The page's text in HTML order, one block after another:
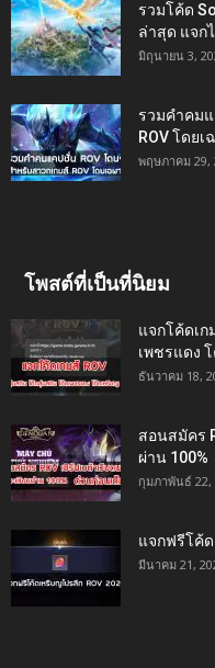
รวมโค้ด
ล่าสุด แจก
มิถุนายน 3,
รวมคำคม
ROV โดยเ
พฤษภาคม 29,
โพสต์ที่เป็นที่นิยม
แจกโค้ดเ
เพชรแดง
ธันวาคม 18,
สอนสมัคร
ผ่าน 100%
กุมภาพันธ์ 22,
แจกฟรีโค้ด
มีนาคม 21,